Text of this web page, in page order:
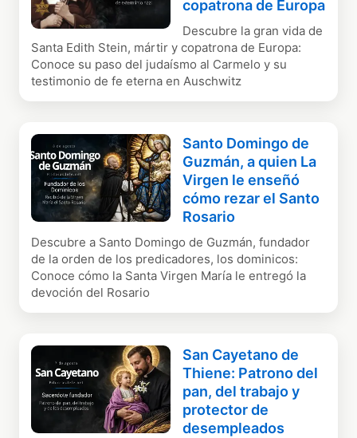
copatrona de Europa
Descubre la gran vida de
Santa Edith Stein, mártir y copatrona de Europa:
Conoce su paso del judaísmo al Carmelo y su
testimonio de fe eterna en Auschwitz
Santo Domingo de
Guzmán, a quien La
Virgen le enseñó
cómo rezar el Santo
Rosario
Descubre a Santo Domingo de Guzmán, fundador
de la orden de los predicadores, los dominicos:
Conoce cómo la Santa Virgen María le entregó la
devoción del Rosario
San Cayetano de
Thiene: Patrono del
pan, del trabajo y
protector de
desempleados